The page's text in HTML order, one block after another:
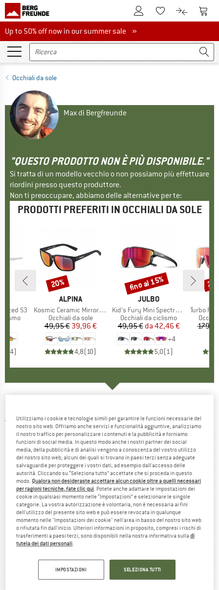
Al conto clienteAlla lista
Al Al
Up to 50% off now in our summer sale
Up to 50% off now in our summer sale »
Occhiali da sole
Max di Bergfreunde
"QUESTO PRODOTTO NON È PIÙ DISPONIBILE."
Si tratta di un modello vecchio o non possiamo più effettuare
riordini presso questo produttore.
Non ti preoccupare, abbiamo delle alternative per te:
PRODOTTI PREFERITI IN OCCHIALI DA SOLE
S3
4)
MARCHIO
ALPINA
Articolo
Kosmic Ceramic Mirror S3
Gruppo di prodotti
Occhiali da sole
Prezzo
49,95 € Prezzo ridotto
39,96 €
4,8(10)
Sconto
20%
MARCHIO
JULBO
Articolo
Kid's Fury Mini Spectron 3
Gruppo di prodotti
Occhiali da ciclismo
Prezzo
49,95 € Prezzo ridotto
da 42,46 €
+4
5,0(1)
Sconto
fino al 15%
Articolo
Turbo Pro QV
5,0(1)
Utilizziamo i cookie e tecnologie simili per garantire le funzioni necessarie del
nostro sito web. Offriamo anche servizi e funzionalità aggiuntive, analizziamo
il nostro traffico per personalizzare i contenuti e la pubblicità e forniamo
funzioni di social media. In questo modo anche i nostri partner dei social
media, della pubblicità e di analisi vengono a conoscenza del vostro utilizzo
del nostro sito web; alcuni dei quali si trovano in paesi terzi senza adeguate
salvaguardie per proteggere i vostri dati, ad esempio dall'accesso delle
autorità. Cliccando su “Seleziona tutto” accettate che si proceda in questo
modo. Qualora non desideraste accettare alcun cookie oltre a quelli necessari
per ragioni tecniche, fate clic qui . Potete anche adattare le impostazioni dei
cookie in qualsiasi momento nelle “Impostazioni” e selezionare le singole
categorie. La vostra autorizzazione è volontaria, non è necessaria ai fini
dell'utilizzo del presente sito web e può essere revocata in qualunque
momento nelle "Impostazioni dei cookie" nell'area in basso del nostro sito web
o rifiutata fin dall'inizio. Ulteriori informazioni in proposito, compresi i rischi di
trasferimenti a paesi terzi, sono disponibili nella nostra informativa sulladi
tutela dei dati personali
IMPOSTAZIONI SELEZIONA TUTTI